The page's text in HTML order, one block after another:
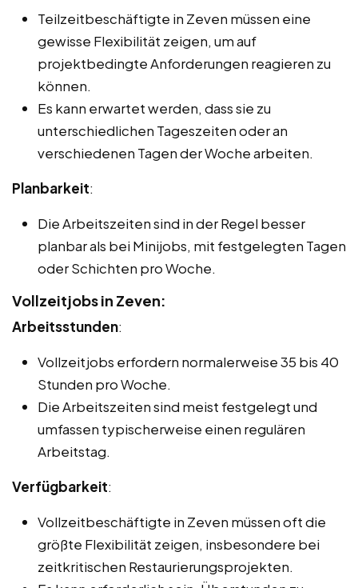
Teilzeitbeschäftigte in Zeven müssen eine
gewisse Flexibilität zeigen, um auf
projektbedingte Anforderungen reagieren zu
können.
Es kann erwartet werden, dass sie zu
unterschiedlichen Tageszeiten oder an
verschiedenen Tagen der Woche arbeiten.
Planbarkeit:
Die Arbeitszeiten sind in der Regel besser
planbar als bei Minijobs, mit festgelegten Tagen
oder Schichten pro Woche.
Vollzeitjobs in Zeven:
Arbeitsstunden:
Vollzeitjobs erfordern normalerweise 35 bis 40
Stunden pro Woche.
Die Arbeitszeiten sind meist festgelegt und
umfassen typischerweise einen regulären
Arbeitstag.
Verfügbarkeit:
Vollzeitbeschäftigte in Zeven müssen oft die
größte Flexibilität zeigen, insbesondere bei
zeitkritischen Restaurierungsprojekten.